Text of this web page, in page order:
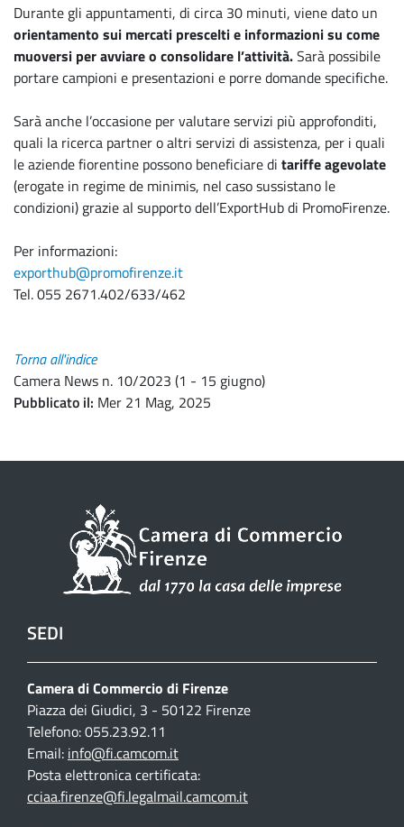
Durante gli appuntamenti, di circa 30 minuti, viene dato un
orientamento sui mercati prescelti e informazioni su come
muoversi per avviare o consolidare l’attività.Sarà possibile
portare campioni e presentazioni e porre domande specifiche.
Sarà anche l’occasione per valutare servizi più approfonditi,
quali la ricerca partner o altri servizi di assistenza, per i quali
le aziende fiorentine possono beneficiare di tariffe agevolate
(erogate in regime de minimis, nel caso sussistano le
condizioni) grazie al supporto dell’ExportHub di PromoFirenze.
Per informazioni:
exporthub@promofirenze.it
Tel. 055 2671.402/633/462
Torna all'indice
Camera News n. 10/2023 (1 - 15 giugno)
Pubblicato il Mer 21 Mag, 2025
SEDI
Camera di Commercio di Firenze
Piazza dei Giudici, 3 - 50122 Firenze
Telefono: 055.23.92.11
Email: info@fi.camcom.it
Posta elettronica certificata:
cciaa.firenze@fi.legalmail.camcom.it